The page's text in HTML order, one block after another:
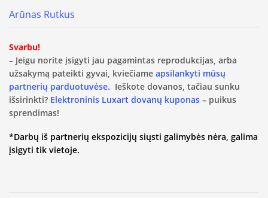
Arūnas Rutkus
Svarbu!
– Jeigu norite įsigyti jau pagamintas reprodukcijas, arba
užsakymą pateikti gyvai, kviečiame apsilankyti mūsų
partnerių parduotuvėse. Ieškote dovanos, tačiau sunku
išsirinkti? Elektroninis Luxart dovanų kuponas – puikus
sprendimas!
*Darbų iš partnerių ekspozicijų siųsti galimybės nėra, galima
įsigyti tik vietoje.